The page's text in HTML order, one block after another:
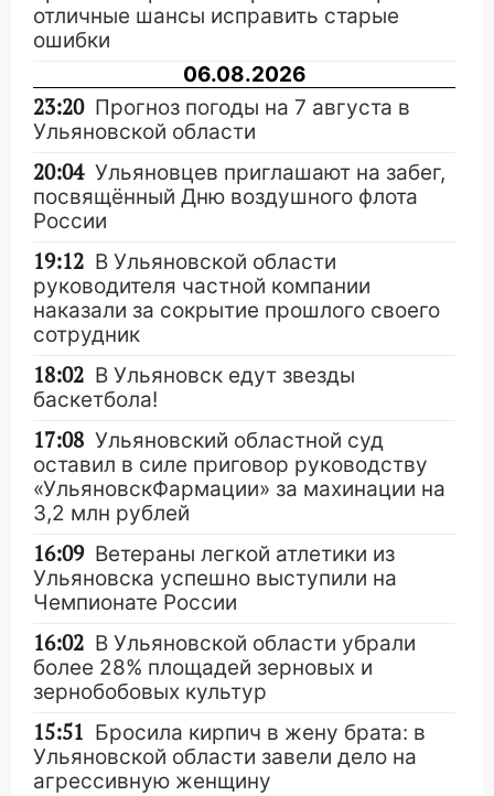
отличные шансы исправить старые
ошибки
06.08.2026
23:20 Прогноз погоды на 7 августа в
Ульяновской области
20:04 Ульяновцев приглашают на забег,
посвящённый Дню воздушного флота
России
19:12 В Ульяновской области
руководителя частной компании
наказали за сокрытие прошлого своего
сотрудник
18:02 В Ульяновск едут звезды
баскетбола!
17:08 Ульяновский областной суд
оставил в силе приговор руководству
«УльяновскФармации» за махинации на
3,2 млн рублей
16:09 Ветераны легкой атлетики из
Ульяновска успешно выступили на
Чемпионате России
16:02 В Ульяновской области убрали
более 28% площадей зерновых и
зернобобовых культур
15:51 Бросила кирпич в жену брата: в
Ульяновской области завели дело на
агрессивную женщину